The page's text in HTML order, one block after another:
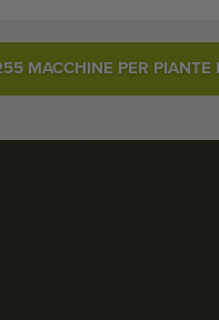
MACCHINE PER PIANTE